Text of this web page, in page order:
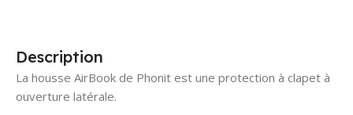
Description
La housse AirBook de Phonit est une protection à clapet à
ouverture latérale.